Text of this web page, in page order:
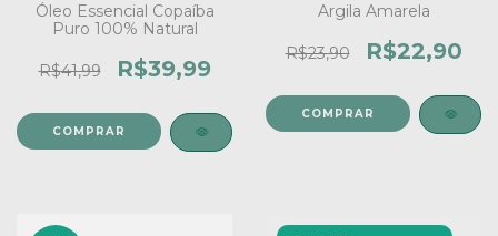
Óleo Essencial Copaíba
Puro 100% Natural
R$41,99 R$39,99
Argila Amarela
R$23,90 R$22,90
COMPRAR